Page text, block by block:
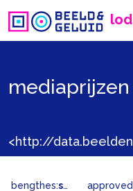
lod
mediaprijzen
bengthes:status approved